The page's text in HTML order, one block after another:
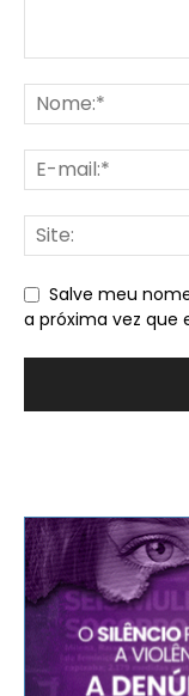
Salve meu
a próxima vez que